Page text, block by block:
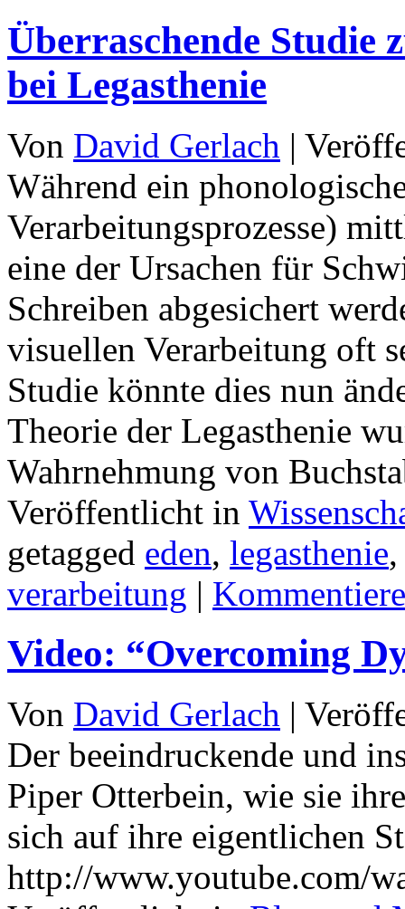
Überraschende Studie
bei Legasthenie
Von David Gerlach |
Während ein
Verarbeitungsprozesse)
eine der Ursachen für
Schreiben abgesichert
visuellen Verarbeitung oft
Studie könnte dies nun
Theorie der Legasthenie
Wahrnehmung von
Veröffentlicht in
getagged eden, legasthenie
verarbeitung |
Video: “Overcoming
Von David Gerlach |
Der beeindruckende und
Piper Otterbein, wie sie
sich auf ihre eigentlichen
http://www.youtube.com/